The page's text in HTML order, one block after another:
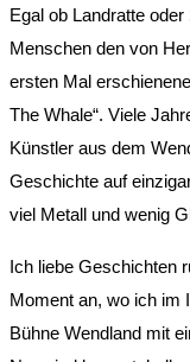
Egal ob Landratte
Menschen den von
ersten Mal
The Whale“. Viele
Künstler aus dem
Geschichte auf
viel Metall und wenig
Ich liebe Geschichten
Moment an, wo ich im
Bühne Wendland mit